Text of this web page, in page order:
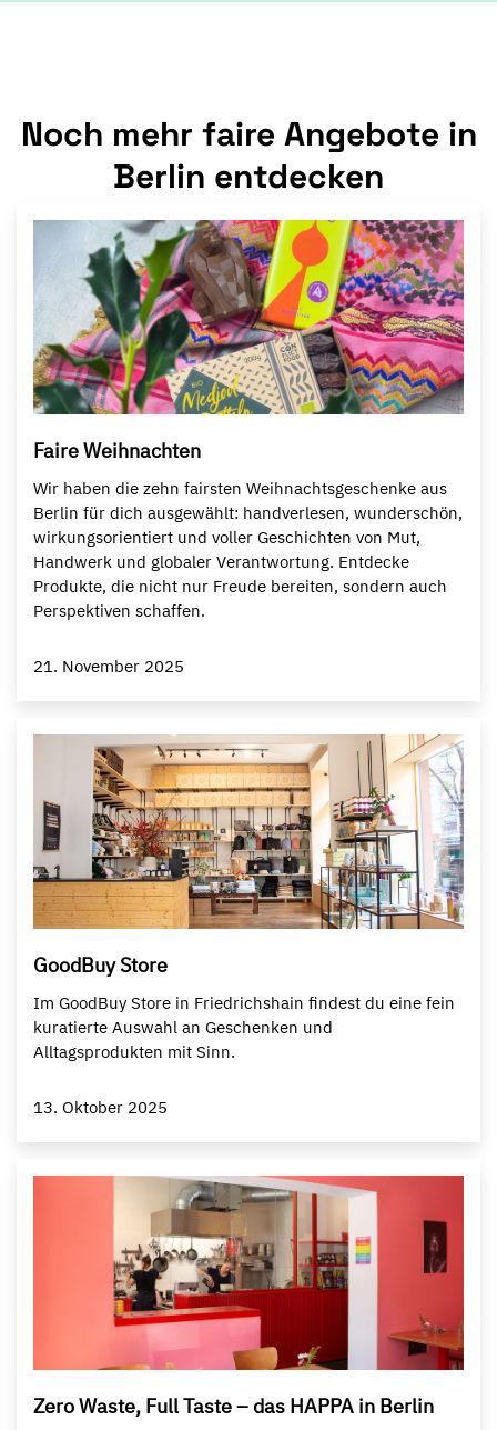
Noch mehr faire Angebote in
Berlin entdecken
Faire Weihnachten
Wir haben die zehn fairsten Weihnachtsgeschenke aus
Berlin für dich ausgewählt: handverlesen, wunderschön,
wirkungsorientiert und voller Geschichten von Mut,
Handwerk und globaler Verantwortung. Entdecke
Produkte, die nicht nur Freude bereiten, sondern auch
Perspektiven schaffen.
21. November 2025
GoodBuy Store
Im GoodBuy Store in Friedrichshain findest du eine fein
kuratierte Auswahl an Geschenken und
Alltagsprodukten mit Sinn.
13. Oktober 2025
Zero Waste, Full Taste – das HAPPA in Berlin